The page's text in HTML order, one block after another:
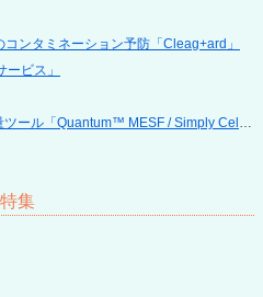
ンタミネーション予防「Cleag+ard」
ビス」
ル「Quantum™ MESF / Simply Cellular
特集